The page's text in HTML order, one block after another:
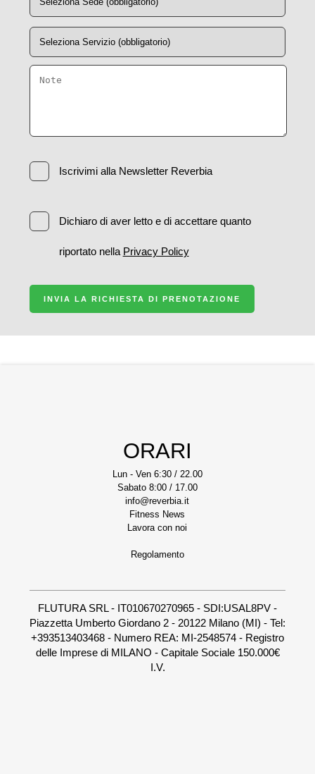
Iscrivimi alla Newsletter Reverbia
Dichiaro di aver letto e di accettare quanto
riportato nella Privacy Policy
INVIA LA RICHIESTA DI PRENOTAZIONE
ORARI
Lun - Ven 6:30 / 22.00
Sabato 8:00 / 17.00
info@reverbia.it
Fitness News
Lavora con noi
Regolamento
FLUTURA SRL - IT010670270965 - SDI:USAL8PV -
Piazzetta Umberto Giordano 2 - 20122 Milano (MI) - Tel:
+393513403468 - Numero REA: MI-2548574 - Registro
delle Imprese di MILANO - Capitale Sociale 150.000€
I.V.